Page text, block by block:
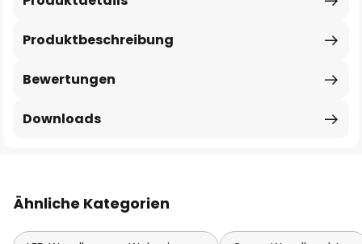
Produktbeschreibung
Bewertungen
Downloads
Ähnliche Kategorien